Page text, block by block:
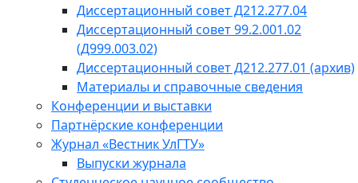
Диссертационный совет Д212.277.04
Диссертационный совет 99.2.001.02
(Д999.003.02)
Диссертационный совет Д212.277.01 (архив)
Материалы и справочные сведения
Конференции и выставки
Партнёрские конференции
Журнал «Вестник УлГТУ»
Выпуски журнала